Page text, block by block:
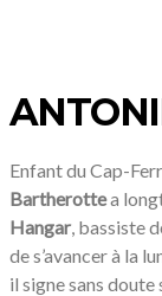
Enfant du Cap-
Bartherottea
Hangar , bassiste
de s’avancer à la
il signe sans